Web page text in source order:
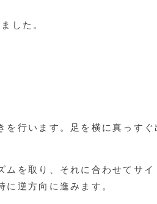
した。
行います。足を横に真っす
を取り、それに合わせてサ
逆方向に進みます。